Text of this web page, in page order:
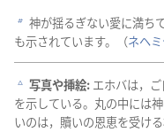
b 神が揺るぎない愛に満ち
も示されています。（ネヘミ
c 写真や挿絵: エホバは，ご
を示している。 丸の中には神
いのは， 贖いの恩恵を受ける